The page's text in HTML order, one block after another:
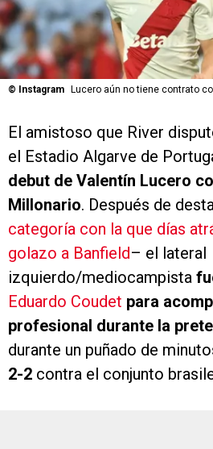
© Instagram Lucero aún no tiene contrato
El amistoso que River
el Estadio Algarve de
debut de Valentín Lucero
Millonario. Después de
categoría con la que días
golazo a Banfield– el lateral
izquierdo/mediocampista
Eduardo Coudet para
profesional durante la
durante un puñado de
2-2 contra el conjunto